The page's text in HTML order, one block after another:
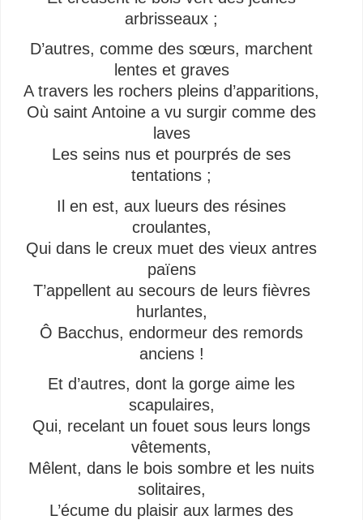
arbrisseaux ;
D’autres, comme des sœurs, marchent
lentes et graves
A travers les rochers pleins d’apparitions,
Où saint Antoine a vu surgir comme des
laves
Les seins nus et pourprés de ses
tentations ;
Il en est, aux lueurs des résines
croulantes,
Qui dans le creux muet des vieux antres
païens
T’appellent au secours de leurs fièvres
hurlantes,
Ô Bacchus, endormeur des remords
anciens !
Et d’autres, dont la gorge aime les
scapulaires,
Qui, recelant un fouet sous leurs longs
vêtements,
Mêlent, dans le bois sombre et les nuits
solitaires,
L’écume du plaisir aux larmes des